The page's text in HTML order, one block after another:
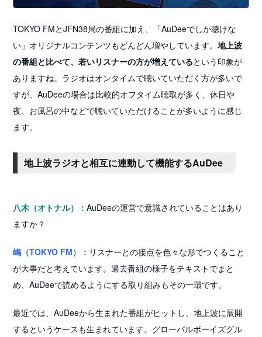
TOKYO FMとJFN38局の番組に加え、「AuDeeでしか聴けな
い」オリジナルコンテンツもどんどん増やしています。地上波
の番組と比べて、若いリスナーの方が増えているという印象が
ありますね。ラジオはオンタイムで聴いていただく方が多いで
すが、AuDeeの場合は比較的オフタイム聴取が多く、休日や
夜、お風呂の中などで聴いていただけることが多いように感じ
ます。
地上波ラジオと相互に連動して機能するAuDee
八木（オトナル）：AuDeeの運営で意識されていることはあり
ますか？
嶋（TOKYO FM）： リスナーとの接点を色々な形でつくること
が大事だと考えています。過去番組の様子をテキストでまと
め、AuDeeで読めるようにする取り組みもその一環です。
最近では、AuDeeから生まれた番組がヒットし、地上波に展開
するというケースも生まれています。グローバルボーイズグル